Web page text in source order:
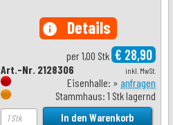
info Details
per 1,00 Stk € 28,90
inkl. MwSt.
Art.-Nr. 2128306
Eisenhalle: » anfragen
Stammhaus: 1 Stk lagernd